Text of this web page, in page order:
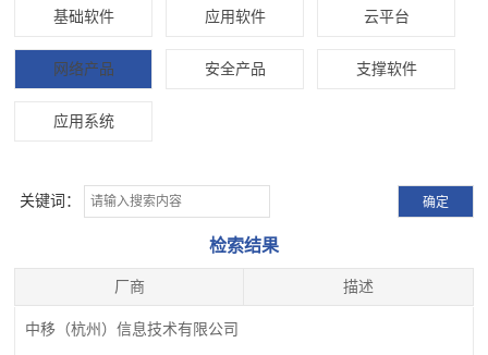
检索结果
厂商 描述
基础软件 应用软件 云平台
网络产品 安全产品 支撑软件
应用系统
关键词：
中移（杭州）信息技术有限公司